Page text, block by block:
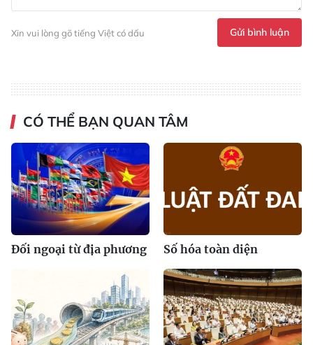
Xin vui lòng gõ tiếng Việt có dấu Gửi bình luận
CÓ THỂ BẠN QUAN TÂM
Đối ngoại từ địa phương Số hóa toàn diện